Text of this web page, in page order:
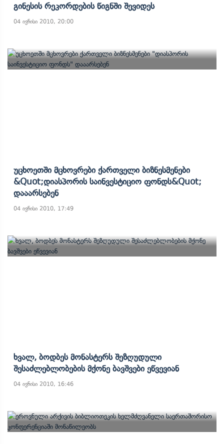
Გინესის Რეკორდების Წიგნში Შევიდეს
04 ივნისი 2010, 20:00
Უცხოეთში Მცხოვრები Ქართველი Ბიზნესმენები
&quot;დიასპორის Საინვესტიციო Ფონდს&quot;
Დააარსებენ
04 ივნისი 2010, 17:49
Ხვალ, Ბოდბეს Მონასტერს Შეზღუდული
Შესაძლებლობების Მქონე Ბავშვები Ეწვევიან
04 ივნისი 2010, 16:46